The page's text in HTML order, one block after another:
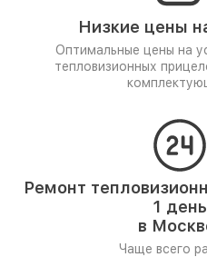
Низкие цены
Оптимальные цены на
тепловизионных
Ремонт
1 день
в
Чаще всего